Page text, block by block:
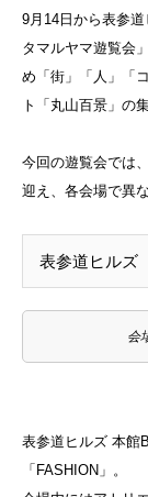
9月14日から表参
タマルヤマ遊覧会
め「街」「人」「
ト「丸山百景」の
今回の遊覧会では
迎え、各会場で異
表参道ヒルズ
会
表参道ヒルズ 本館
「FASHION」。